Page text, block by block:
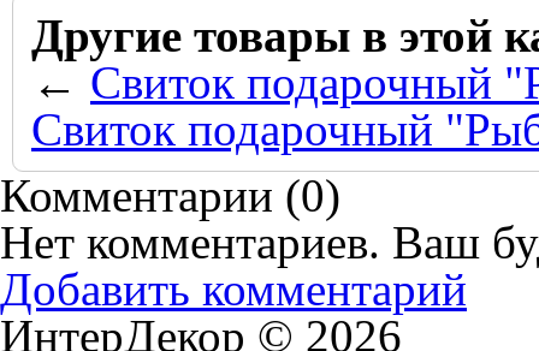
Другие товары в этой
← Свиток подарочный
Свиток подарочный
Комментарии (0)
Нет комментариев. Ваш
Добавить комментарий
ИнтерДекор © 2026